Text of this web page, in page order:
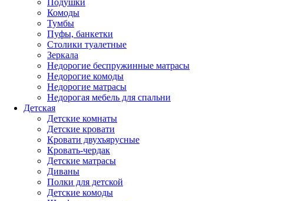
Комоды
Тумбы
Пуфы, банкетки
Столики туалетные
Зеркала
Недорогие беспружинные матрасы
Недорогие комоды
Недорогие матрасы
Недорогая мебель для спальни
Детская
Детские комнаты
Детские кровати
Кровати двухъярусные
Кровать-чердак
Детские матрасы
Диваны
Полки для детской
Детские комоды